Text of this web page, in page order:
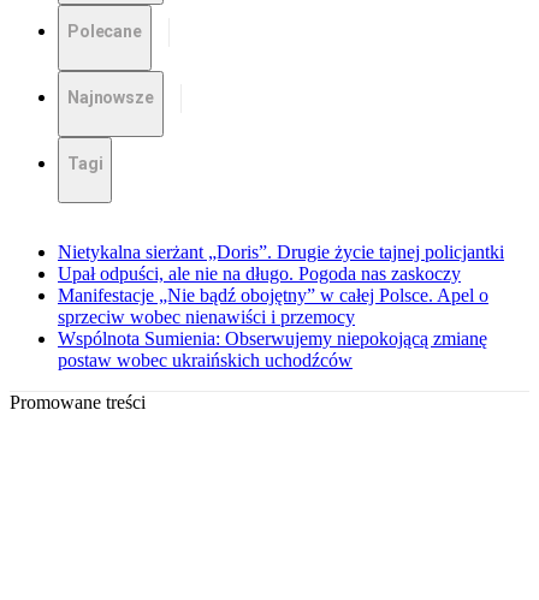
Polecane
Najnowsze
Tagi
Nietykalna sierżant „Doris”. Drugie życie tajnej policjantki
Upał odpuści, ale nie na długo. Pogoda nas zaskoczy
Manifestacje „Nie bądź obojętny” w całej Polsce. Apel o
sprzeciw wobec nienawiści i przemocy
Wspólnota Sumienia: Obserwujemy niepokojącą zmianę
postaw wobec ukraińskich uchodźców
Promowane treści